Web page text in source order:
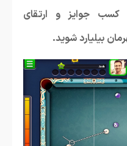
کسب جوایز و ارتقای
بیلیارد شوید.